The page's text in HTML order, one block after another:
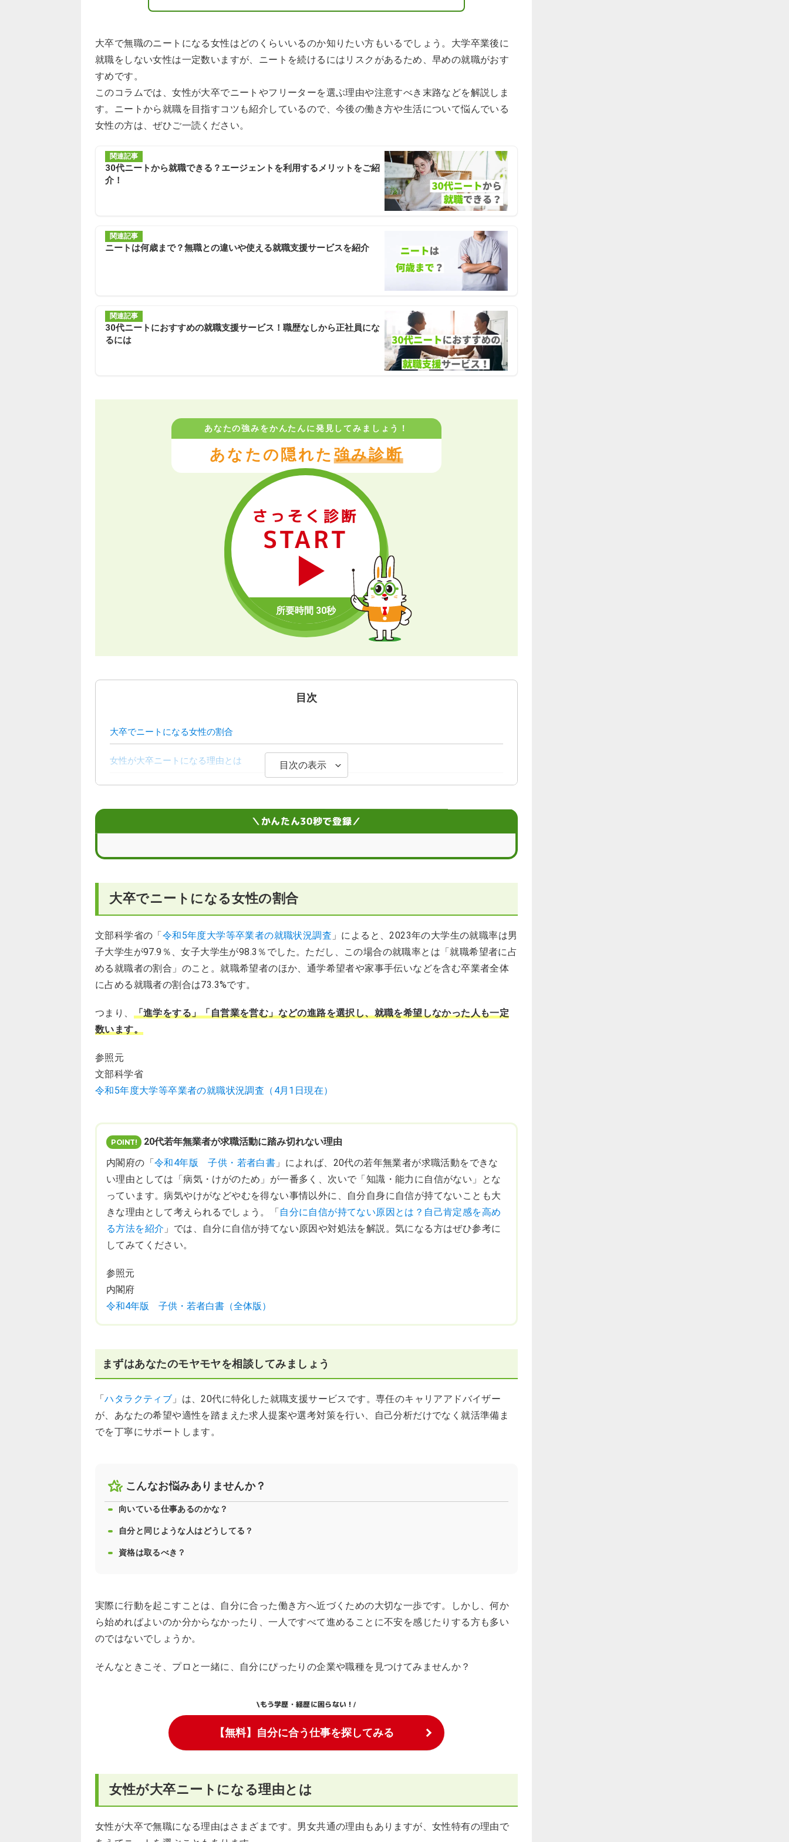
大卒で無職のニートになる女性はどのくらいいるのか知りたい方もいるでしょう。大学卒業後に
就職をしない女性は一定数いますが、ニートを続けるにはリスクがあるため、早めの就職がおす
すめです。
このコラムでは、女性が大卒でニートやフリーターを選ぶ理由や注意すべき末路などを解説しま
す。ニートから就職を目指すコツも紹介しているので、今後の働き方や生活について悩んでいる
女性の方は、ぜひご一読ください。
関連記事
30代ニートから就職できる？エージェントを利用するメリットをご紹
介！
関連記事
ニートは何歳まで？無職との違いや使える就職支援サービスを紹介
関連記事
30代ニートにおすすめの就職支援サービス！職歴なしから正社員にな
るには
あなたの強みをかんたんに発見してみましょう！
あなたの隠れた強み診断
さっそく診断
START
目次
大卒でニートになる女性の割合
女性が大卒ニートになる理由とは
大卒ニートの女性が就職するためのコツ
目次の表示
＼かんたん30秒で登録／
大卒でニートになる女性の割合
文部科学省の「令和5年度大学等卒業者の就職状況調査 」によると、2023年の大学生の就職率は男
子大学生が97.9％、女子大学生が98.3％でした。ただし、この場合の就職率とは「就職希望者に占
める就職者の割合」のこと。就職希望者のほか、通学希望者や家事手伝いなどを含む卒業者全体
に占める就職者の割合は73.3%です。
つまり、 「進学をする」「自営業を営む」などの進路を選択し、就職を希望しなかった人も一定
数います。
参照元
文部科学省
令和5年度大学等卒業者の就職状況調査（4月1日現在）
20代若年無業者が求職活動に踏み切れない理由
内閣府の「令和4年版 子供・若者白書 」によれば、20代の若年無業者が求職活動をできな
い理由としては「病気・けがのため」が一番多く、次いで「知識・能力に自信がない」とな
っています。病気やけがなどやむを得ない事情以外に、自分自身に自信が持てないことも大
きな理由として考えられるでしょう。「自分に自信が持てない原因とは？自己肯定感を高め
る方法を紹介 」では、自分に自信が持てない原因や対処法を解説。気になる方はぜひ参考に
してみてください。
参照元
内閣府
令和4年版 子供・若者白書（全体版）
まずはあなたのモヤモヤを相談してみましょう
「ハタラクティブ 」は、20代に特化した就職支援サービスです。専任のキャリアアドバイザー
が、あなたの希望や適性を踏まえた求人提案や選考対策を行い、自己分析だけでなく就活準備ま
でを丁寧にサポートします。
こんなお悩みありませんか？
向いている仕事あるのかな？
自分と同じような人はどうしてる？
資格は取るべき？
実際に行動を起こすことは、自分に合った働き方へ近づくための大切な一歩です。しかし、何か
ら始めればよいのか分からなかったり、一人ですべて進めることに不安を感じたりする方も多い
のではないでしょうか。
そんなときこそ、プロと一緒に、自分にぴったりの企業や職種を見つけてみませんか？
\もう学歴・経歴に困らない！/
【無料】自分に合う仕事を探してみる
女性が大卒ニートになる理由とは
女性が大卒で無職になる理由はさまざまです。男女共通の理由もありますが、女性特有の理由で